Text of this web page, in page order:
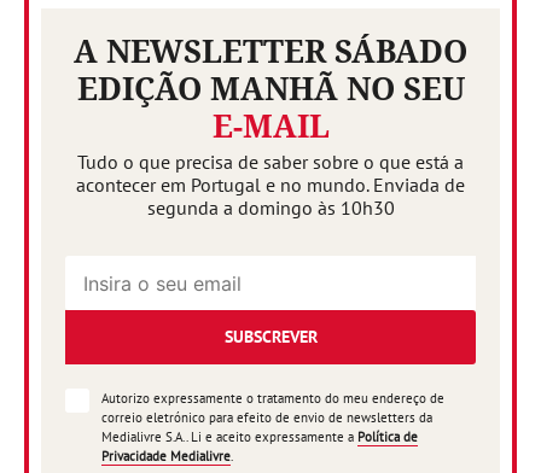
A NEWSLETTER SÁBADO
EDIÇÃO MANHÃ NO SEU
E-MAIL
Tudo o que precisa de saber sobre o que está a
acontecer em Portugal e no mundo. Enviada de
segunda a domingo às 10h30
SUBSCREVER
Autorizo expressamente o tratamento do meu endereço de
correio eletrónico para efeito de envio de newsletters da
Medialivre S.A.. Li e aceito expressamente a Política de
Privacidade Medialivre.